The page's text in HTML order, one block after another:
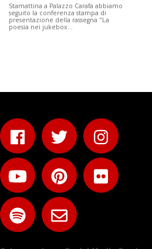
Stamattina a Palazzo Carafa abbiamo
seguito la conferenza stampa di
presentazione della rassegna "La
poesia nei jukebox…